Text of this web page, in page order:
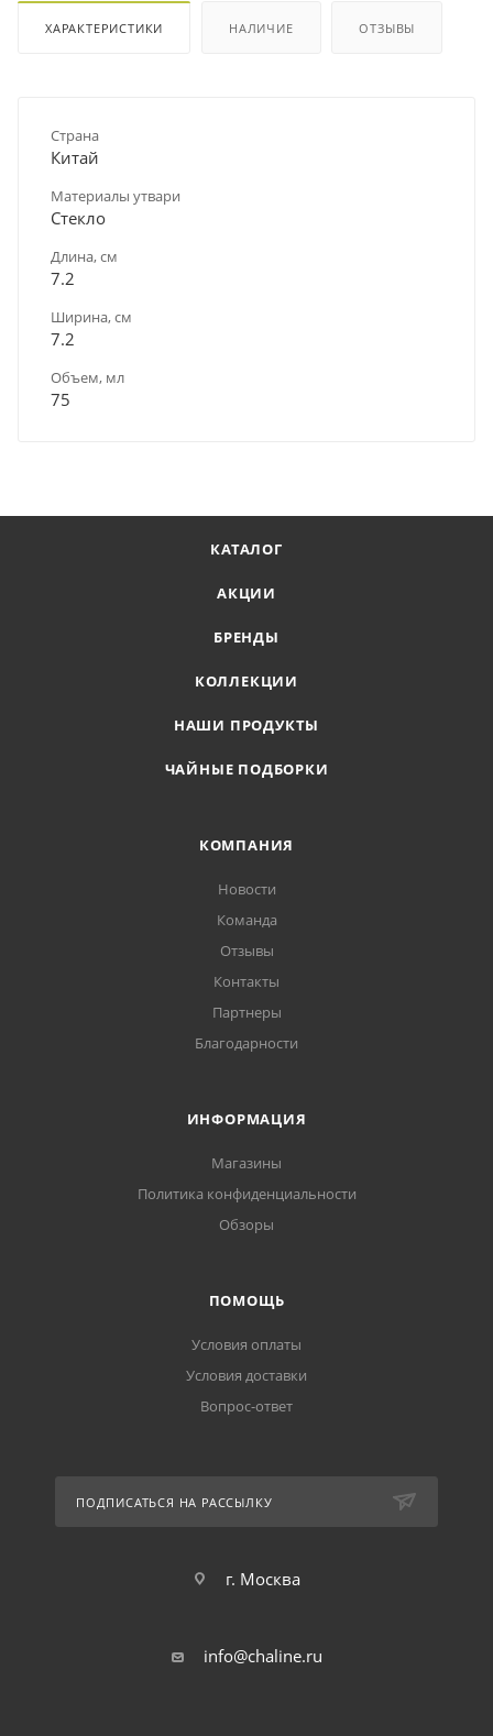
ХАРАКТЕРИСТИКИ НАЛИЧИЕ ОТЗЫВЫ
Страна
Китай
Материалы утвари
Стекло
Длина, см
7.2
Ширина, см
7.2
Объем, мл
75
КАТАЛОГ
АКЦИИ
БРЕНДЫ
КОЛЛЕКЦИИ
НАШИ ПРОДУКТЫ
ЧАЙНЫЕ ПОДБОРКИ
КОМПАНИЯ
Новости
Команда
Отзывы
Контакты
Партнеры
Благодарности
ИНФОРМАЦИЯ
Магазины
Политика конфиденциальности
Обзоры
ПОМОЩЬ
Условия оплаты
Условия доставки
Вопрос-ответ
ПОДПИСАТЬСЯ НА РАССЫЛКУ
г. Москва
info@chaline.ru